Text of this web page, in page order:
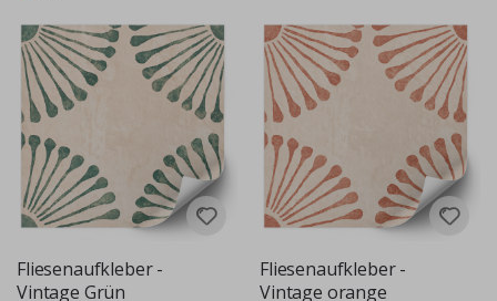
Fliesenaufkleber -
Vintage Grün
Fliesenaufkleber -
Vintage orange